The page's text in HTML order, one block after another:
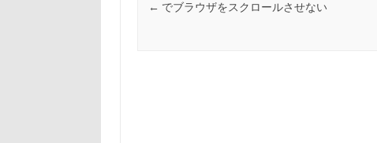
o
投稿ナビゲーション
← でブラウザをスクロールさせない